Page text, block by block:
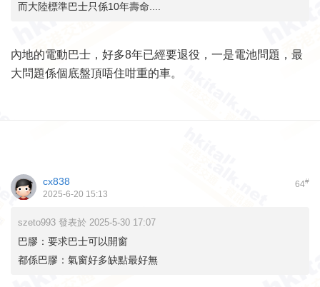
而大陸標準巴士只係10年壽命....
內地的電動巴士，好多8年已經要退役，一是電池問題，最
大問題係個底盤頂唔住咁重的車。
64#
cx838
2025-6-20 15:13
szeto993 發表於 2025-5-30 17:07
巴膠：要求巴士可以開窗
都係巴膠：氣窗好多缺點最好無